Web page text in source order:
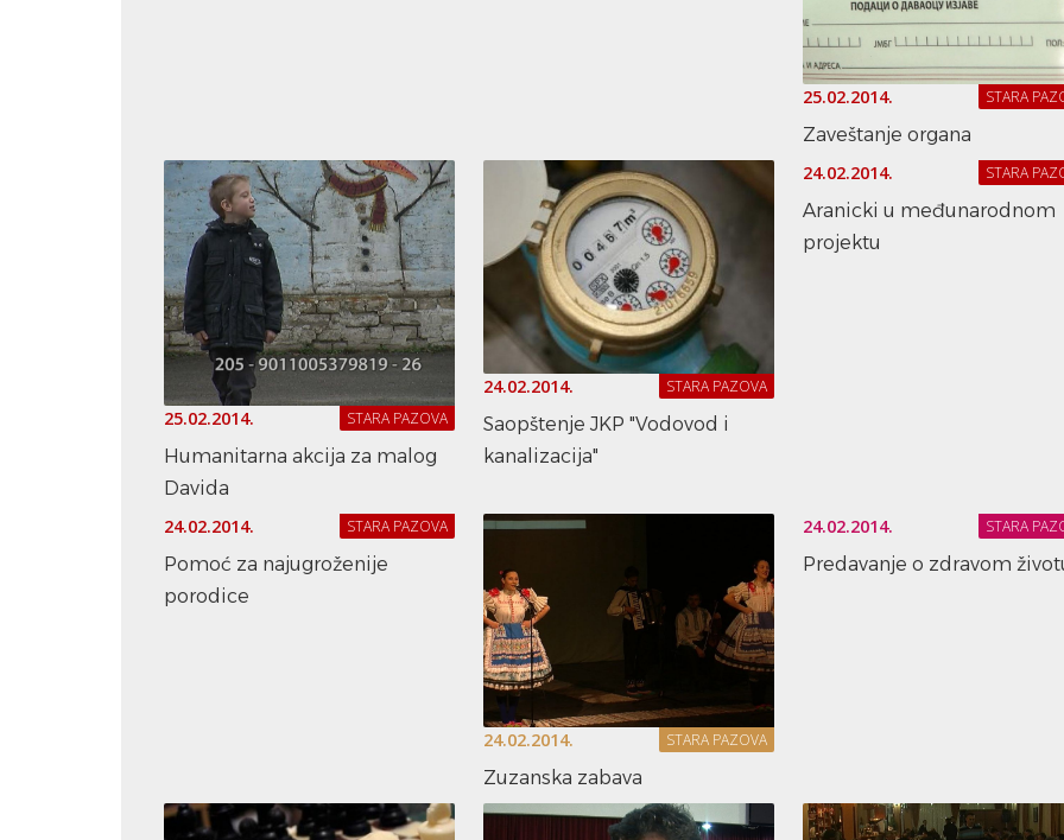
25.02.2014. STARA
Zaveštanje organa
25.02.2014. STARA PAZOVA
Humanitarna akcija za malog
Davida
24.02.2014. STARA PAZOVA
Saopštenje JKP "Vodovod i
kanalizacija"
24.02.2014. STARA
Aranicki u međunarodnom
projektu
24.02.2014. STARA PAZOVA
Pomoć za najugroženije
porodice
24.02.2014. STARA PAZOVA
Zuzanska zabava
24.02.2014. STARA
Predavanje o zdravom